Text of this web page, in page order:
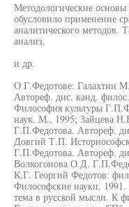
Методологические
обусловило применение
аналитического методов.
анализ,
и др.
О Г.Федотове: Галахтин
Автореф. дис. канд.
Философия культуры
наук. М., 1995; Зайцева
Г.П.Федотова. Автореф.
Довгий Т.П.
Г.П.Федотова. Автореф.
Волкогонова О.Д.
К.Г. Георгий Федотов:
Философские науки.
тема в русской мысли. К